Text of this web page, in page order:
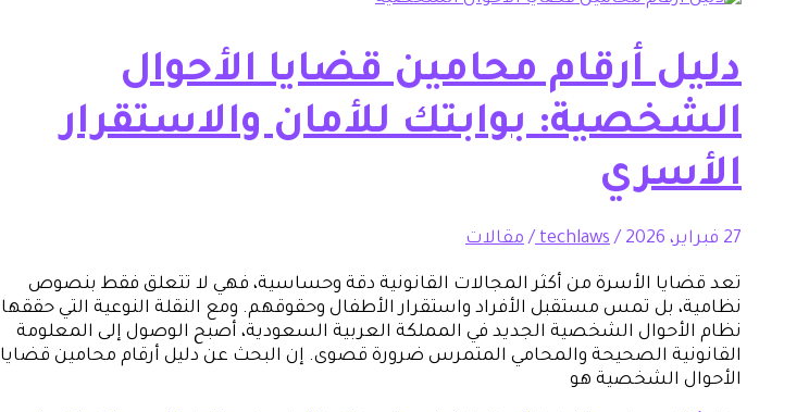
دليل أرقام محامين قضايا الأحوال
الشخصية: بوابتك للأمان والاستقرار
الأسري
27 فبراير، 2026 /
techlaws
/مقالات
تعد قضايا الأسرة من أكثر المجالات القانونية دقة وحساسية، فهي لا تتعلق فقط بنصوص
نظامية، بل تمس مستقبل الأفراد واستقرار الأطفال وحقوقهم. ومع النقلة النوعية التي حققها
نظام الأحوال الشخصية الجديد في المملكة العربية السعودية، أصبح الوصول إلى المعلومة
القانونية الصحيحة والمحامي المتمرس ضرورة قصوى. إن البحث عن دليل أرقام محامين قضايا
الأحوال الشخصية هو